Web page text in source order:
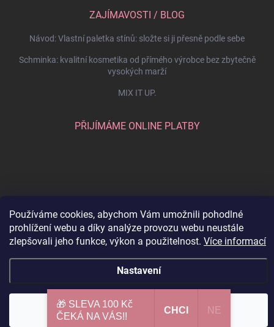
Používáme cookies, abychom Vám umožnili pohodlné
prohlížení webu a díky analýze provozu webu neustále
zlepšovali jeho funkce, výkon a použitelnost. Více informací
Nastavení
Souhlasím
ZAJÍMAVOSTI / BLOG
Návod: Vlastní paletka stínů: složte si ji přesně podle sebe
Schminka: kvalitní kosmetika od přímého výrobce bez zbytečně
vysokých marží
MIX IT UP.
PŘIJÍMÁME ONLINE PLATBY
. Všechna práva vyhrazena.
🎁 SLEVA 100 Kč
ČEKÁ NA VÁS!!
CHCI​ NE